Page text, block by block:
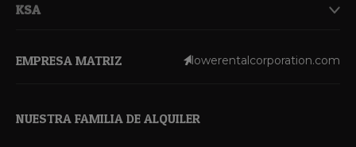
KSA
EMPRESA MATRIZ lowerentalcorporation.com
NUESTRA FAMILIA DE ALQUILER